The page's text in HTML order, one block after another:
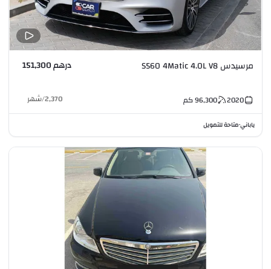
مرسيدس S560 4Matic 4.0L V8 درهم 151,300
2020
96,300كم 2,370
/شهر
ياباني•متاحة للتمويل